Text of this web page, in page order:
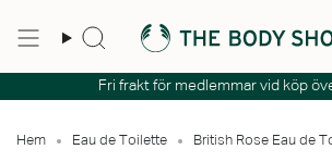
innehåll
Sök
Fri frakt för medlemmar vid köp
Hem Eau de Toilette British Rose Eau de